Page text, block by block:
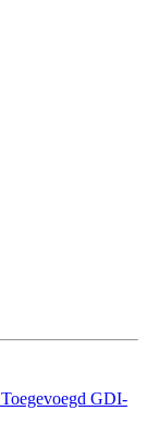
Toegevoegd GDI-